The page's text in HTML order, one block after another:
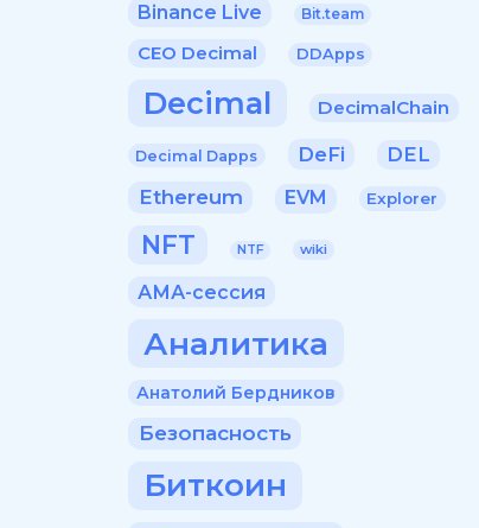
Binance Live Bit.team
CEO Decimal DDApps
Decimal DecimalChain
Decimal Dapps DeFi DEL
Ethereum EVM Explorer
NFT NTF wiki
АМА-сессия
Аналитика
Анатолий Бердников
Безопасность
Биткоин